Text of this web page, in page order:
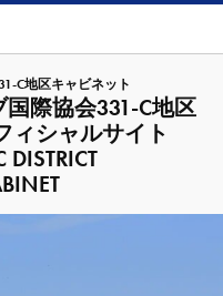
C地区キャビネット
際協会331-C地区
ィシャルサイト
DISTRICT